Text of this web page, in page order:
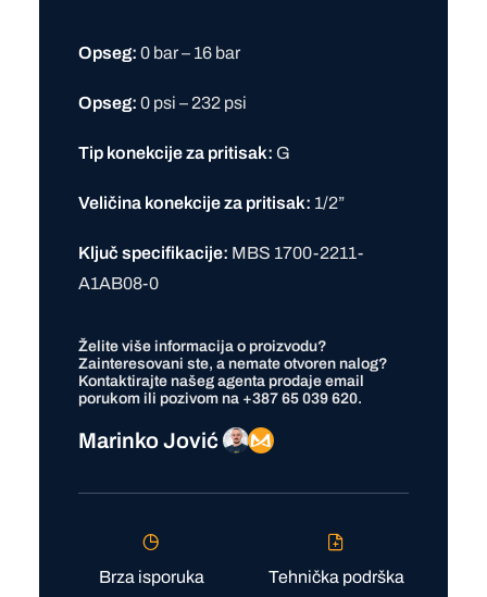
Opseg: 0 bar – 16 bar
Opseg: 0 psi – 232 psi
Tip konekcije za pritisak: G
Veličina konekcije za pritisak: 1/2”
Ključ specifikacije: MBS 1700-2211-
A1AB08-0
Želite više informacija o proizvodu?
Zainteresovani ste, a nemate otvoren nalog?
Kontaktirajte našeg agenta prodaje email
porukom ili pozivom na +387 65 039 620.
Marinko Jović
Brza isporuka Tehnička podrška